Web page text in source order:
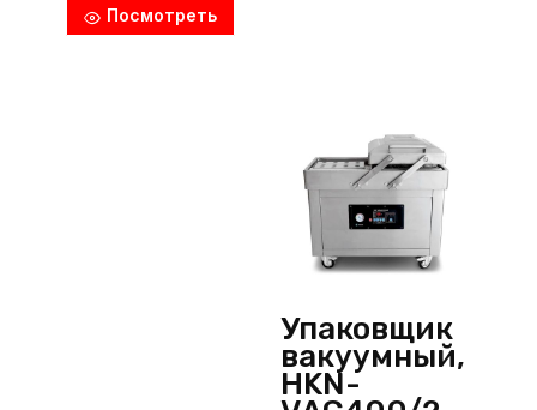
Посмотреть
Упаковщик
вакуумный,
HKN-